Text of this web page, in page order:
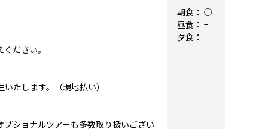
ださい。
たします。（現地払い）
ショナルツアーも多数取り扱いござい
朝食： ○
昼食： −
夕食： −